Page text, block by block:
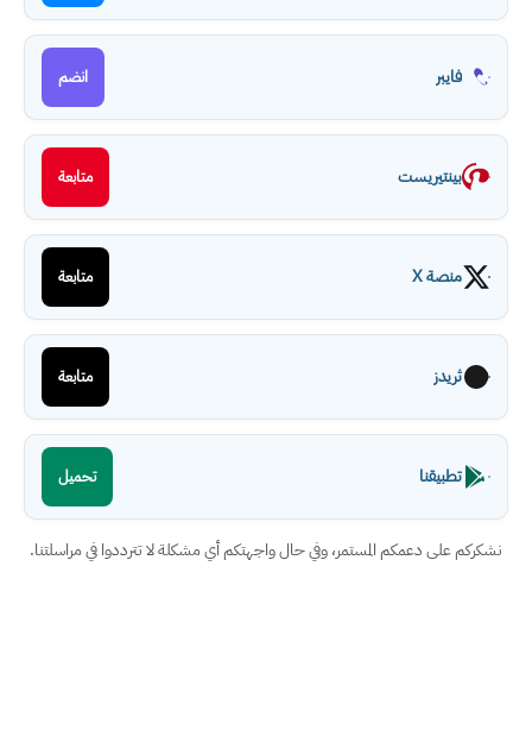
فايبر انضم
بينتيريست متابعة
منصة X متابعة
ثريدز متابعة
تطبيقنا تحميل
نشكركم على دعمكم المستمر، وفي حال واجهتكم أي مشكلة لا تترددوا في مراسلتنا.